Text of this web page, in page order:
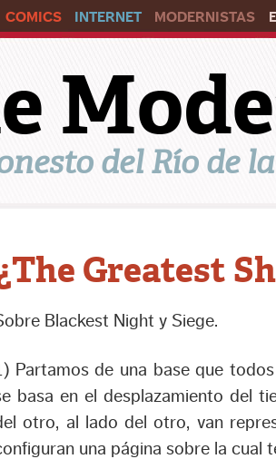
COMICS INTERNET MODERNISTAS
del Río de
Greatest
Blackest Night y Siege.
Partamos de una base que
basa en el desplazamiento del
otro, al lado del otro, van
una página sobre la cual